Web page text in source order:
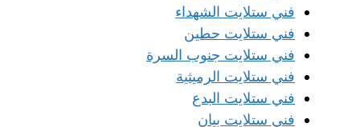
فني ستلايت الشهداء
فني ستلايت حطين
فني ستلايت جنوب السرة
فني ستلايت الرميثية
فني ستلايت البدع
فني ستلايت بيان